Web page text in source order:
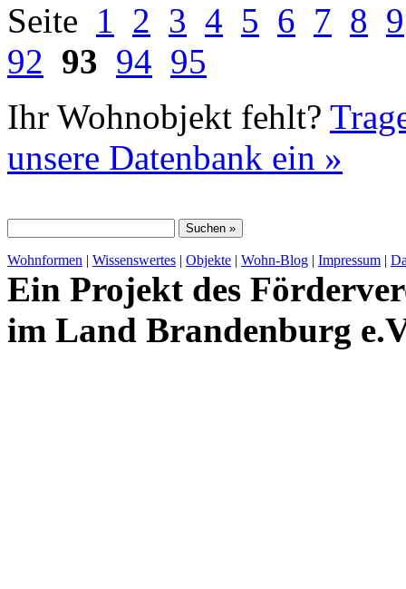
Seite 1 2 3 4 5 6 7 8 9
92 93 94 95
Ihr Wohnobjekt fehlt?
unsere Datenbank ein »
Wohnformen | Wissenswertes | Objekte | Wohn-Blog | Impressum |
Ein Projekt des
im Land Brandenburg